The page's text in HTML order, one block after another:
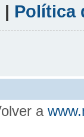
| Política
a